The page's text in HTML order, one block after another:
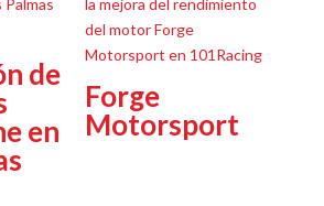
de
en
Forge
Motorsport